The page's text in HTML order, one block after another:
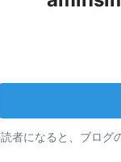
読者になると、ブログ